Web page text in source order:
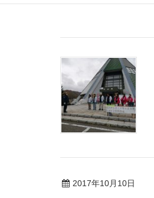
2017年10月10日